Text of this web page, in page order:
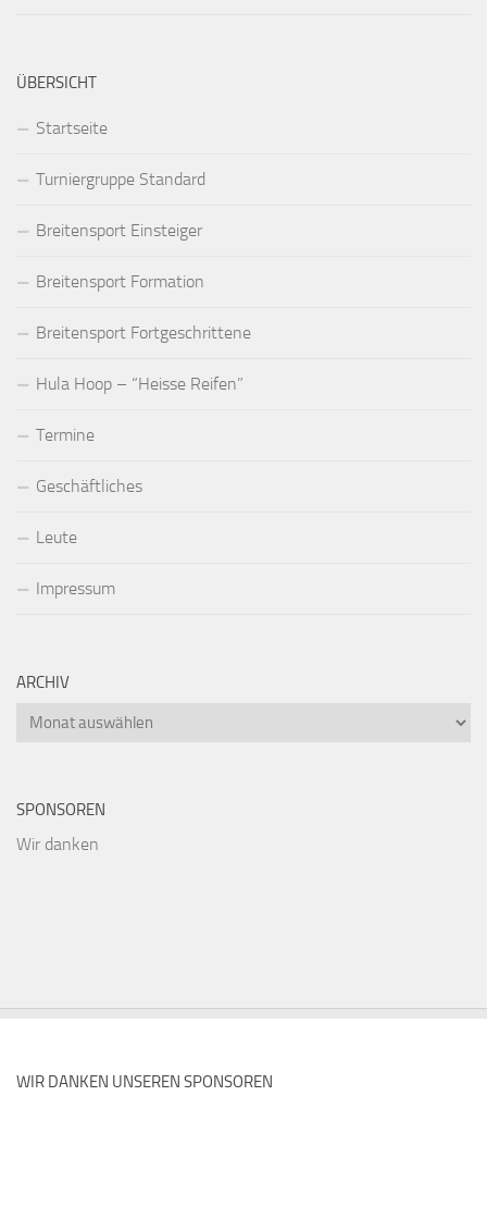
ÜBERSICHT
Startseite
Turniergruppe Standard
Breitensport Einsteiger
Breitensport Formation
Breitensport Fortgeschrittene
Hula Hoop – “Heisse Reifen”
Termine
Geschäftliches
Leute
Impressum
ARCHIV
Archiv
SPONSOREN
Wir danken
WIR DANKEN UNSEREN SPONSOREN